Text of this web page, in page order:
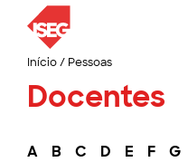
Início/ Pessoas
Docentes
A B C D E F G